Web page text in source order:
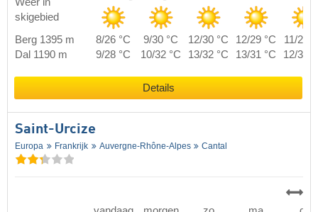
skigebied
Berg 1395 m 8/26 °C 9/30 °C 12/30 °C 12/29 °C
11/28
Dal 1190 m
9/28 °C 10/32 °C 13/32 °C 13/31 °C 12/30
Details
Saint-Urcize
Europa Frankrijk Auvergne-Rhône-Alpes Cantal